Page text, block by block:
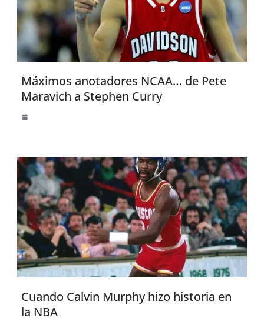
Máximos anotadores NCAA… de Pete
Maravich a Stephen Curry
Cuando Calvin Murphy hizo historia en
la NBA